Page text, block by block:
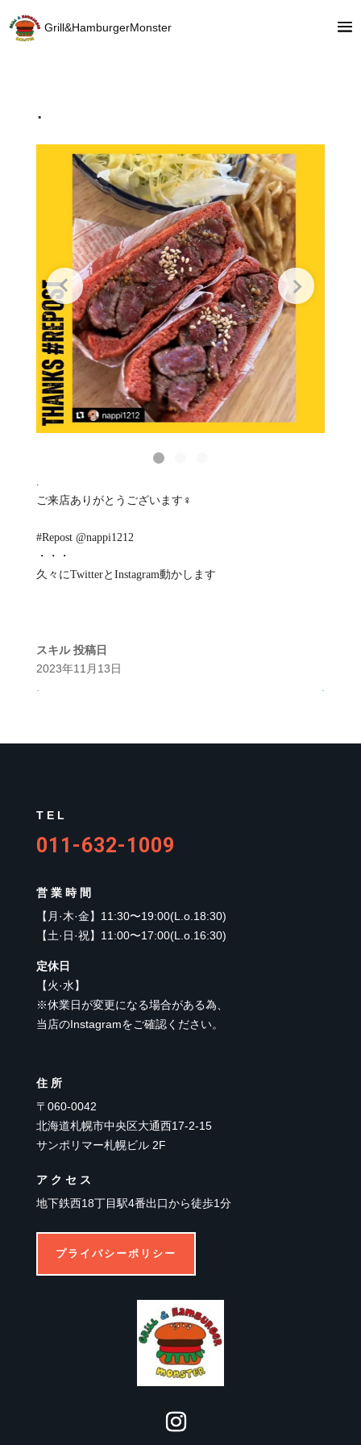
Grill&HamburgerMonster
.
ご来店ありがとうございます‍♀️
#Repost @nappi1212
・・・
久々にTwitterとInstagram動かします
スキル 投稿日
2023年11月13日
TEL
011-632-1009
営業時間
【 月·木·金】 11:30〜19:00(L.o.18:30)
【土·日·祝】 11:00〜17:00(L.o.16:30)
定休日
【火·水】
※休業日が変更になる場合がある為、
当店のInstagramをご確認ください。
住所
〒060-0042
北海道札幌市中央区大通西17-2-15
サンポリマー札幌ビル 2F
アクセス
地下鉄西18丁目駅4番出口から徒歩1分
プライバシーポリシー